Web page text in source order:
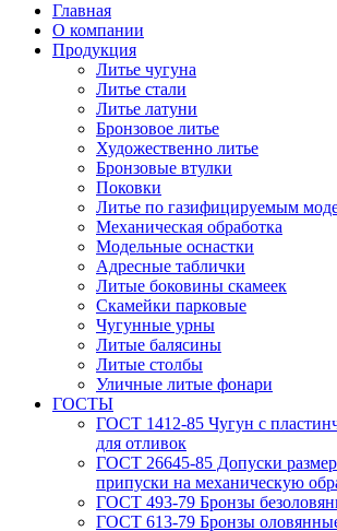
Главная
О компании
Продукция
Литье чугуна
Литье стали
Литье латуни
Бронзовое литье
Художественно литье
Бронзовые втулки
Поковки
Литье по газифицируемым
Механическая обработка
Модельные оснастки
Адресные таблички
Литые боковины скамеек
Скамейки парковые
Чугунные урны
Литые балясины
Литые столбы
Уличные литые фонари
ГОСТЫ
ГОСТ 1412-85 Чугун с
для отливок
ГОСТ 26645-85 Допуски
припуски на механическую
ГОСТ 493-79 Бронзы
ГОСТ 613-79 Бронзы